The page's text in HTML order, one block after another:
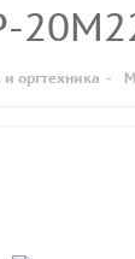
оргтехника -